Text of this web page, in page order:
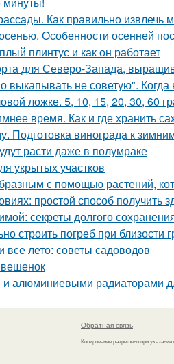
Как правильно извлечь
Особенности осенней
плинтус и как он работает
для Северо-Запада,
не советую". Когда
ложке. 5, 10, 15, 20, 30, 60
время. Как и где хранить
Подготовка винограда к
расти даже в полумраке
укрытых участков
с помощью растений,
простой способ получить
секреты долгого
строить погреб при близости
все лето: советы садоводов
и алюминиевыми радиаторами
Обратная связь
Копирование разрешено при указании